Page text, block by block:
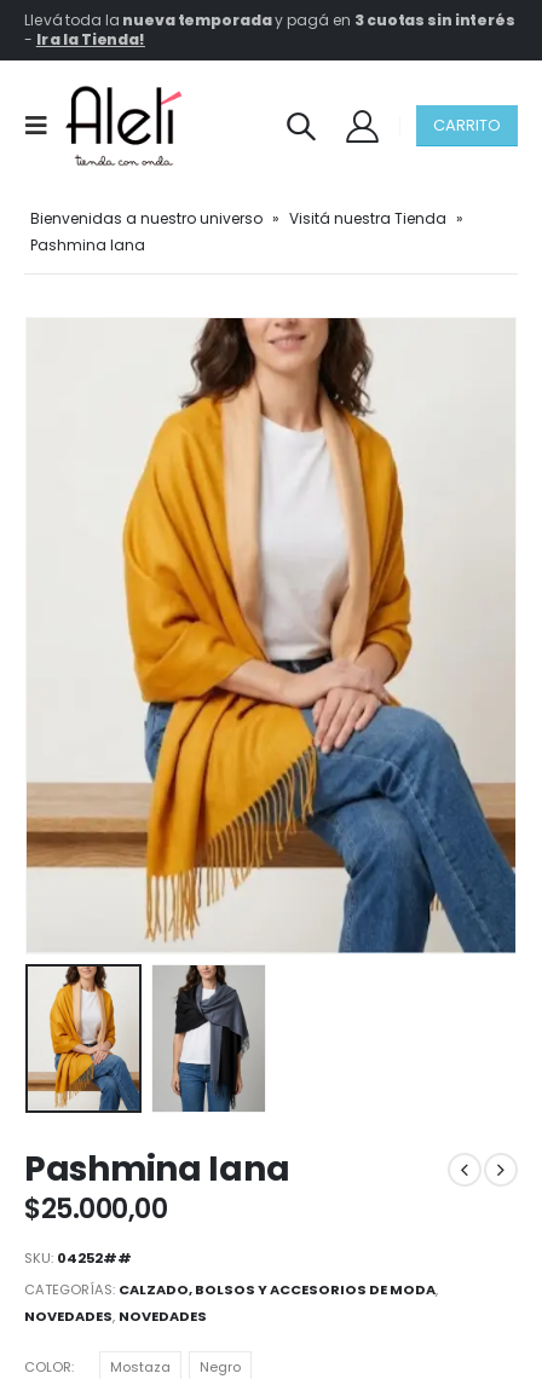
Llevá toda la nueva temporaday pagá en 3 cuotas sin interés
- Ir a la Tienda!
CARRITO
Bienvenidas a nuestro universo » Visitá nuestra Tienda »
Pashmina Iana
Pashmina Iana
$25.000,00
SKU: 04252##
CATEGORÍAS: CALZADO, BOLSOS Y ACCESORIOS DE MODA,
NOVEDADES, NOVEDADES
COLOR Mostaza Negro